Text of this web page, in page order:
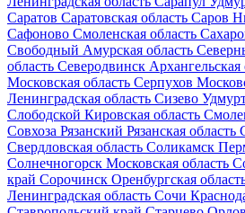
Саратов Саратовская область Саров
Сафоново Смоленская область
Свободный Амурская область
область Северодвинск Архангельская
Московская область Серпухов
Ленинградская область Сизево
Слободской Кировская область
Совхоза Рязанский Рязанская область
Свердловская область Соликамск
Солнечногорск Московская область
край Сорочинск Оренбургская
Ленинградская область Сочи